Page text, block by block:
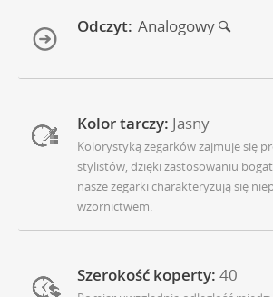
Odczyt: Analogowy
Kolor tarczy: Jasny
Kolorystyką zegarków zajmuje się
stylistów, dzięki zastosowaniu
nasze zegarki charakteryzują się
wzornictwem.
Szerokość koperty: 40